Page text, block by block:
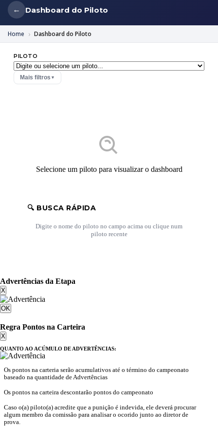
← Dashboard do Piloto
Home Dashboard do Piloto
PILOTO
Mais filtros ▼
Selecione um piloto para visualizar o dashboard
🔍 BUSCA RÁPIDA
Digite o nome do piloto no campo acima ou clique num
piloto recente
Advertências da Etapa
X
OK
Regra Pontos na Carteira
X
QUANTO AO ACÚMULO DE ADVERTÊNCIAS:
Os pontos na carteria serão acumulativos até o término do campeonato
baseado na quantidade de Advertências
Os pontos na carteira descontarão pontos do campeonato
Caso o(a) piloto(a) acredite que a punição é indevida, ele deverá procurar
algum membro da comissão para analisar o ocorido junto ao diretor de
prova.